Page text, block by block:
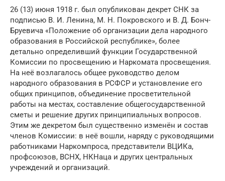
26 (13) июня 1918 г. был опубликован декрет СНК за
подписью В. И. Ленина, М. Н. Покровского и В. Д. Бонч-
Бруевича «Положение об организации дела народного
образования в Российской республике», более
детально определивший функции Государственной
Комиссии по просвещению и Наркомата просвещения.
На неё возлагалось общее руководство делом
народного образования в РСФСР и установление его
общих принципов, объединение просветительной
работы на местах, составление общегосударственной
сметы и решение других принципиальных вопросов.
Этим же декретом был существенно изменён и состав
членов Комиссии: в неё вошли, наряду с руководящими
работниками Наркомпроса, представители ВЦИКа,
профсоюзов, ВСНХ, НКНаца и других центральных
учреждений и организаций.